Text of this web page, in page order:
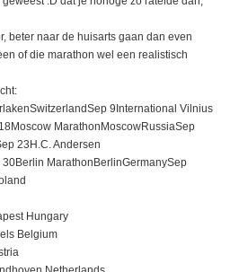
beter naar de huisarts gaan dan even
of die marathon wel een realistisch
9International Vilnius
MarathonMoscowRussiaSep
23H.C. Andersen
MarathonBerlinGermanySep
Hungary
Belgium